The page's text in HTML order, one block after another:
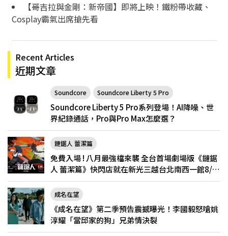
【哥吉拉與金剛：新帝國】即將上映！鐵粉帶收藏、
Cosplay霸氣出席搶先看
Recent Articles
近期文章
Soundcore Soundcore Liberty 5 Pro
Soundcore Liberty 5 Pro系列登場！AI降噪、世
界紀錄通話，Pro與Pro Max怎麼選？
鏈鋸人 蕾潔篇
免費入場 ! 八月最強檔來襲 全台首場劇場版《鏈鋸
人 蕾潔篇》快閃店就在新光三越台北南西一館8/6
限定登場
成名在望
《成名在望》第二季預告震撼曝光！李國毅怒嗆姚
淳耀「當邱家的狗」兄弟情決裂